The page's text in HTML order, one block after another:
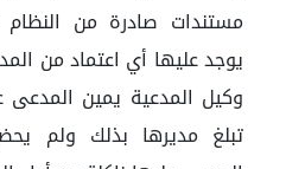
مستندات صادرة من النظام
يوجد عليها أي اعتماد من
وكيل المدعية يمين المدعى
تبلغ مديرها بذلك ولم